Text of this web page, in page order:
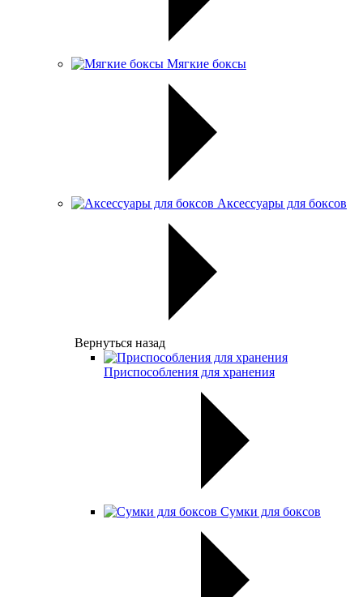
Мягкие боксы
Аксессуары для боксов
Вернуться назад
Приспособления для хранения
Сумки для боксов